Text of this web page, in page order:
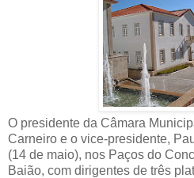
O presidente da Câmara
Carneiro e o vice-presidente,
(14 de maio), nos Paços do
Baião, com dirigentes de três